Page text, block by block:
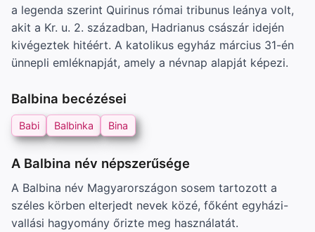
a legenda szerint Quirinus római tribunus leánya volt,
akit a Kr. u. 2. században, Hadrianus császár idején
kivégeztek hitéért. A katolikus egyház március 31-én
ünnepli emléknapját, amely a névnap alapját képezi.
Balbina becézései
Babi Balbinka Bina
A Balbina név népszerűsége
A Balbina név Magyarországon sosem tartozott a
széles körben elterjedt nevek közé, főként egyházi-
vallási hagyomány őrizte meg használatát.